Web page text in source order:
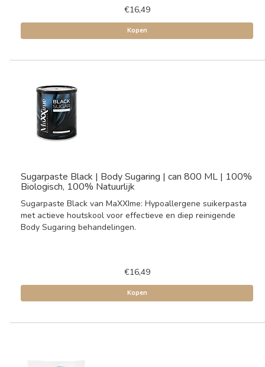
€16,49
Kopen
Sugarpaste Black | Body Sugaring | can 800 ML | 100%
Biologisch, 100% Natuurlijk
Sugarpaste Black van MaXXIme: Hypoallergene suikerpasta
met actieve houtskool voor effectieve en diep reinigende
Body Sugaring behandelingen.
€16,49
Kopen